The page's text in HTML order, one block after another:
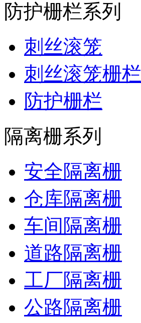
防护栅栏系列
刺丝滚笼
刺丝滚笼栅栏
防护栅栏
隔离栅系列
安全隔离栅
仓库隔离栅
车间隔离栅
道路隔离栅
工厂隔离栅
公路隔离栅